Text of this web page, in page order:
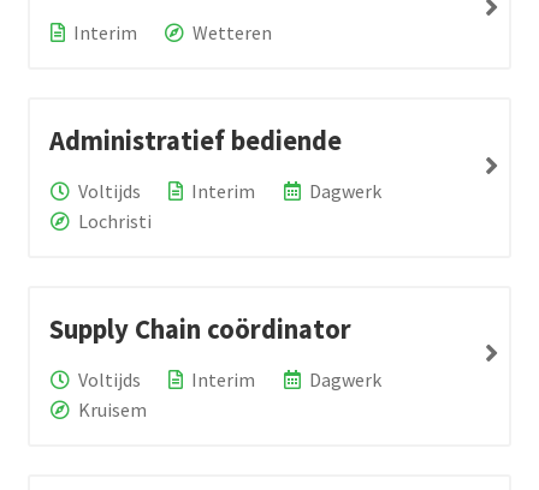
Interim Wetteren
Administratief bediende
Voltijds Interim
Dagwerk
Lochristi
Supply Chain coördinator
Voltijds Interim
Dagwerk
Kruisem